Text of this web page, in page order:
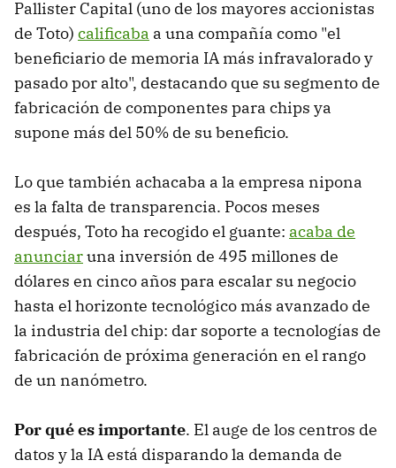
Pallister Capital (uno de los mayores accionistas
de Toto) calificaba a una compañía como "el
beneficiario de memoria IA más infravalorado y
pasado por alto", destacando que su segmento de
fabricación de componentes para chips ya
supone más del 50% de su beneficio.
Lo que también achacaba a la empresa nipona
es la falta de transparencia. Pocos meses
después, Toto ha recogido el guante: acaba de
anunciaruna inversión de 495 millones de
dólares en cinco años para escalar su negocio
hasta el horizonte tecnológico más avanzado de
la industria del chip: dar soporte a tecnologías de
fabricación de próxima generación en el rango
de un nanómetro.
Por qué es importante. El auge de los centros de
datos y la IA está disparando la demanda de